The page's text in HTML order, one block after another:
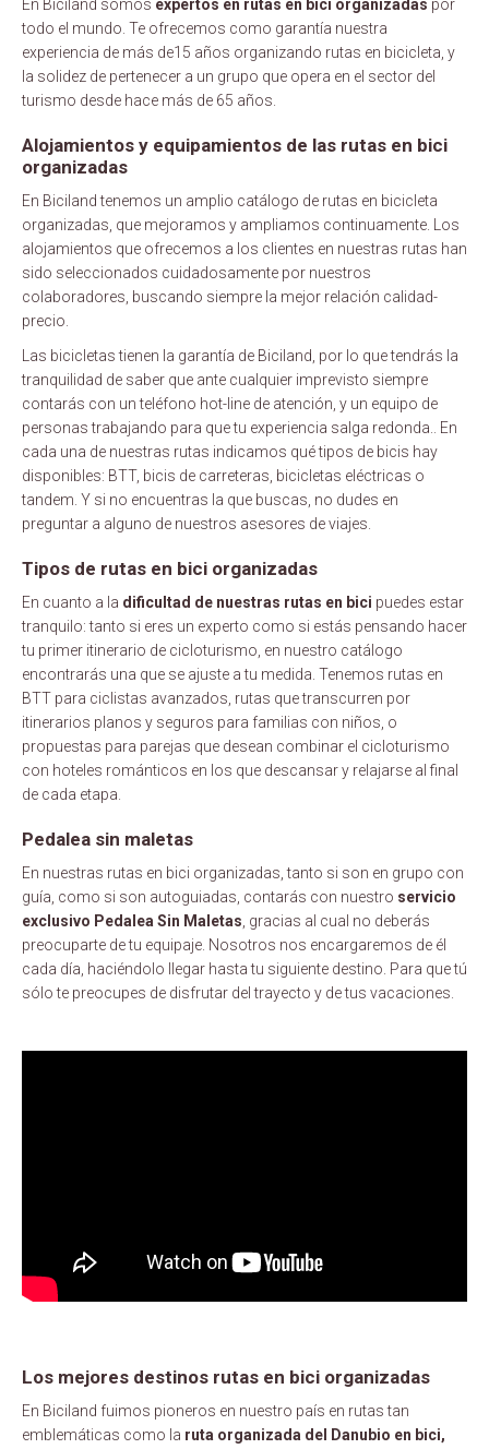
En Biciland somos expertos en rutas en bici organizadas por
todo el mundo. Te ofrecemos como garantía nuestra
experiencia de más de15 años organizando rutas en bicicleta, y
la solidez de pertenecer a un grupo que opera en el sector del
turismo desde hace más de 65 años.
Alojamientos y equipamientos de las rutas en bici
organizadas
En Biciland tenemos un amplio catálogo de rutas en bicicleta
organizadas, que mejoramos y ampliamos continuamente. Los
alojamientos que ofrecemos a los clientes en nuestras rutas han
sido seleccionados cuidadosamente por nuestros
colaboradores, buscando siempre la mejor relación calidad-
precio.
Las bicicletas tienen la garantía de Biciland, por lo que tendrás la
tranquilidad de saber que ante cualquier imprevisto siempre
contarás con un teléfono hot-line de atención, y un equipo de
personas trabajando para que tu experiencia salga redonda.. En
cada una de nuestras rutas indicamos qué tipos de bicis hay
disponibles: BTT, bicis de carreteras, bicicletas eléctricas o
tandem. Y si no encuentras la que buscas, no dudes en
preguntar a alguno de nuestros asesores de viajes.
Tipos de rutas en bici organizadas
En cuanto a la dificultad de nuestras rutas en bici puedes estar
tranquilo: tanto si eres un experto como si estás pensando hacer
tu primer itinerario de cicloturismo, en nuestro catálogo
encontrarás una que se ajuste a tu medida. Tenemos rutas en
BTT para ciclistas avanzados, rutas que transcurren por
itinerarios planos y seguros para familias con niños, o
propuestas para parejas que desean combinar el cicloturismo
con hoteles románticos en los que descansar y relajarse al final
de cada etapa.
Pedalea sin maletas
En nuestras rutas en bici organizadas, tanto si son en grupo con
guía, como si son autoguiadas, contarás con nuestro servicio
exclusivo Pedalea Sin Maletas , gracias al cual no deberás
preocuparte de tu equipaje. Nosotros nos encargaremos de él
cada día, haciéndolo llegar hasta tu siguiente destino. Para que tú
sólo te preocupes de disfrutar del trayecto y de tus vacaciones.
Los mejores destinos rutas en bici organizadas
En Biciland fuimos pioneros en nuestro país en rutas tan
emblemáticas como la ruta organizada del Danubio en bici,